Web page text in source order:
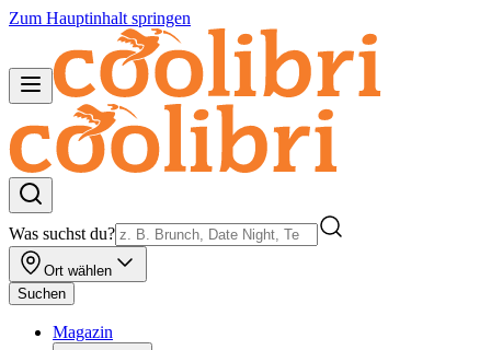
Zum Hauptinhalt springen
Was suchst du?
Ort wählen
Suchen
Magazin